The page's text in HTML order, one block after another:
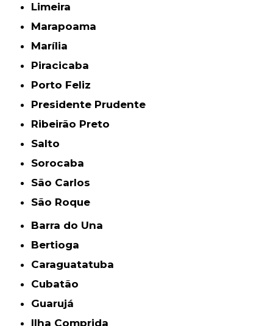
Limeira
Marapoama
Marília
Piracicaba
Porto Feliz
Presidente Prudente
Ribeirão Preto
Salto
Sorocaba
São Carlos
São Roque
Barra do Una
Bertioga
Caraguatatuba
Cubatão
Guarujá
Ilha Comprida